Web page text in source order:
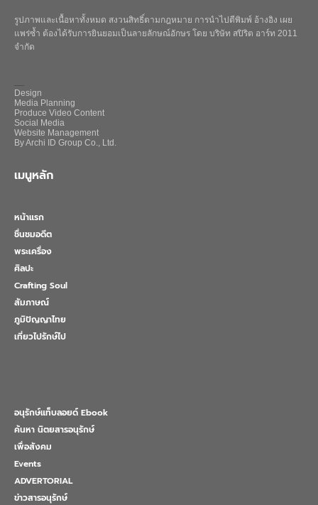
รูปภาพและเนื้อหาทั้งหมด สงวนสิทธิ์ตามกฎหมาย การนำไปตีพิมพ์ อ้างอิง เผย
แพร่ซ้ำ ต้องได้รับการยินยอมเป็นลายลักษณ์อักษร โดย บริษัท สปิริต อาร์ท 2011
จำกัด
Design
Media Planning
Produce Video Content
Social Media
Website Management
By Archi ID Group Co., Ltd.
เมนูหลัก
หน้าแรก
ชื่นชมอดีต
พระเครื่อง
ศิลปะ
Crafting Soul
สัมภาษณ์
ภูมิปัญญาไทย
เที่ยวไปรักษ์ไป
อนุรักษ์แท็บลอยด์ Ebook
ค้นหา นิตยสารอนุรักษ์
เพื่อสังคม
Events
ADVERTORIAL
ข่าวสารอนุรักษ์